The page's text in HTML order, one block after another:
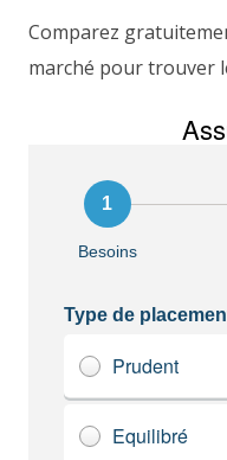
Comparez
marché pour trouver